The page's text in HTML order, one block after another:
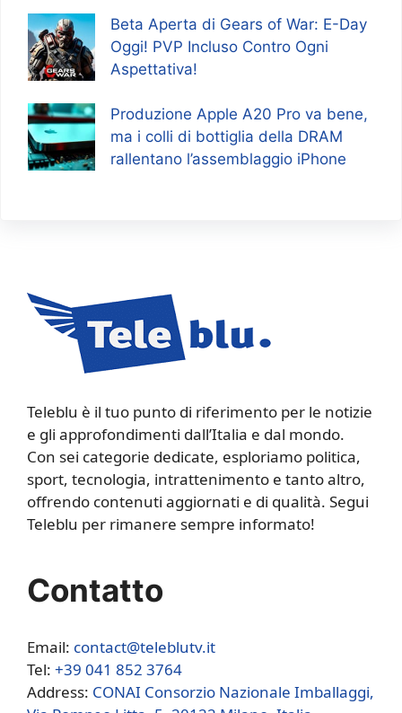
Beta Aperta di Gears of War: E-Day
Oggi! PVP Incluso Contro Ogni
Aspettativa!
Produzione Apple A20 Pro va bene,
ma i colli di bottiglia della DRAM
rallentano l’assemblaggio iPhone
Teleblu è il tuo punto di riferimento per le notizie
e gli approfondimenti dall’Italia e dal mondo.
Con sei categorie dedicate, esploriamo politica,
sport, tecnologia, intrattenimento e tanto altro,
offrendo contenuti aggiornati e di qualità. Segui
Teleblu per rimanere sempre informato!
Contatto
Email: contact@teleblutv.it
Tel: +39 041 852 3764
Address: CONAI Consorzio Nazionale Imballaggi,